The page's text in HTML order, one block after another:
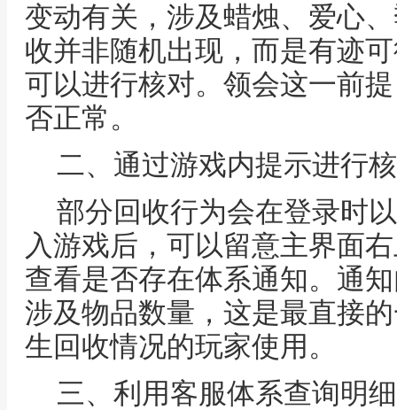
变动有关，涉及蜡烛、爱心
收并非随机出现，而是有迹
可以进行核对。领会这一前
否正常。
二、通过游戏内提示进行
部分回收行为会在登录时
入游戏后，可以留意主界面
查看是否存在体系通知。通
涉及物品数量，这是最直接
生回收情况的玩家使用。
三、利用客服体系查询明细